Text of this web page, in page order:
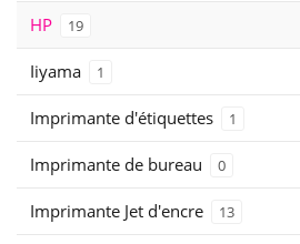
HP 19
Iiyama 1
Imprimante d'étiquettes 1
Imprimante de bureau 0
Imprimante Jet d'encre 13